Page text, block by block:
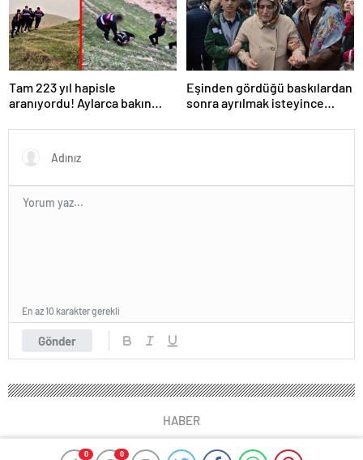
0 0
Tam 223 yıl hapisle
aranıyordu! Aylarca bakın
Eşinden gördüğü baskılardan
sonra ayrılmak isteyince
Gönder
En az 10 karakter gerekli
HABER